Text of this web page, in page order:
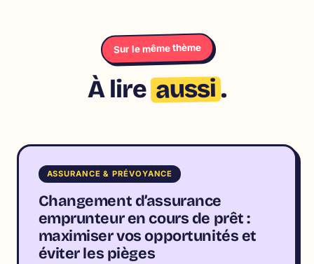
Sur le même thème
À lireaussi.
ASSURANCE & PRÉVOYANCE
Changement d’assurance
emprunteur en cours de prêt :
maximiser vos opportunités et
éviter les pièges